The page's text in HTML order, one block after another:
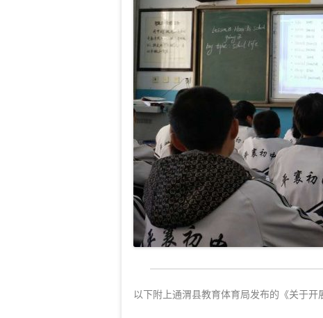
以下附上通渭县教育体育局发布的《关于开